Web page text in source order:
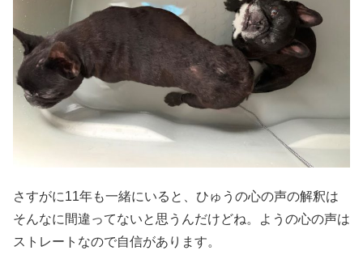
さすがに11年も一緒にいると、ひゅうの心の声の解釈は
そんなに間違ってないと思うんだけどね。ようの心の声は
ストレートなので自信があります。